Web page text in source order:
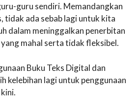
guru sendiri. Memandangkan
tidak ada sebab lagi untuk kita
dalam meninggalkan penerbitan
mahal serta tidak fleksibel.
Buku Teks Digital dan
kelebihan lagi untuk penggunaan